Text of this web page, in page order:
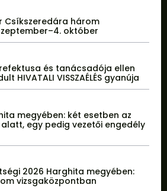
Csíkszeredára három
október
és tanácsadója ellen
HIVATALI VISSZAÉLÉS gyanúja
megyében: két esetben az
egy pedig vezetői engedély
2026 Harghita megyében:
vizsgaközpontban